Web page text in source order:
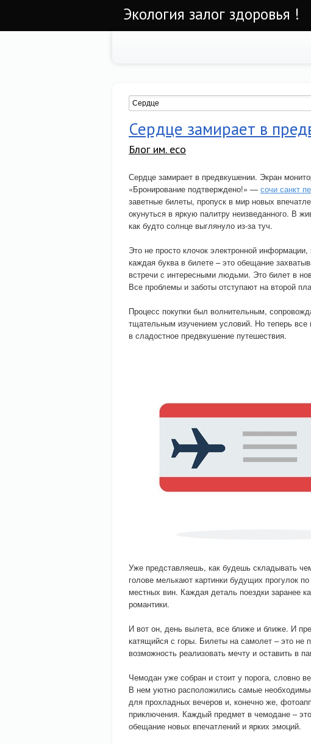
Экология залог здоровья !
Сердце замирает в
Блог им. eco
Сердце замирает в предвкушении. Экран
«Бронирование подтверждено!» — сочи санкт
заветные билеты, пропуск в мир новых
окунуться в яркую палитру неизведанного. В
как будто солнце выглянуло из-за туч.
Это не просто клочок электронной
каждая буква в билете – это обещание
встречи с интересными людьми. Это билет в
Все проблемы и заботы отступают на второй
Процесс покупки был волнительным,
тщательным изучением условий. Но теперь
в сладостное предвкушение путешествия.
Уже представляешь, как будешь складывать
голове мелькают картинки будущих прогулок
местных вин. Каждая деталь поездки заранее
романтики.
И вот он, день вылета, все ближе и ближе. И
катящийся с горы. Билеты на самолет – это не
возможность реализовать мечту и оставить в
Чемодан уже собран и стоит у порога, словно
В нем уютно расположились самые
для прохладных вечеров и, конечно же,
приключения. Каждый предмет в чемодане –
обещание новых впечатлений и ярких эмоций.